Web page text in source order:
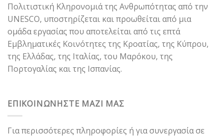
Πολιτιστική Κληρονομιά της Ανθρωπότητας από την
UNESCO, υποστηρίζεται και προωθείται από μια
ομάδα εργασίας που αποτελείται από τις επτά
Εμβληματικές Κοινότητες της Κροατίας, της Κύπρου,
της Ελλάδας, της Ιταλίας, του Μαρόκου, της
Πορτογαλίας και της Ισπανίας.
ΕΠΙΚΟΙΝΩΝΗΣΤΕ ΜΑΖΙ ΜΑΣ
Για περισσότερες πληροφορίες ή για συνεργασία σε